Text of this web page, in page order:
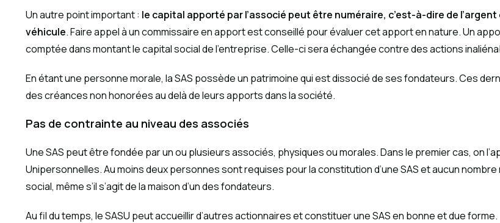
Un autre point important : le capital apporté par l’associé peut être numéraire, c’est-à-dire de
véhicule. Faire appel à un commissaire en apport est conseillé pour évaluer cet apport en nature. Un
comptée dans montant le capital social de l’entreprise. Celle-ci sera échangée contre des actions
En étant une personne morale, la SAS possède un patrimoine qui est dissocié de ses fondateurs. Ces
des créances non honorées au delà de leurs apports dans la société.
Pas de contrainte au niveau des associés
Une SAS peut être fondée par un ou plusieurs associés, physiques ou morales. Dans le premier cas, on
Unipersonnelles. Au moins deux personnes sont requises pour la constitution d’une SAS et aucun
social, même s’il s’agit de la maison d’un des fondateurs.
Au fil du temps, le SASU peut accueillir d’autres actionnaires et constituer une SAS en bonne et due forme.